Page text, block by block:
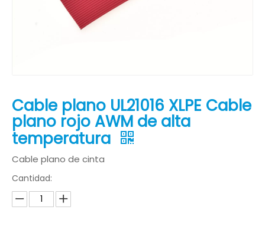
Cable plano UL21016 XLPE Cable
plano rojo AWM de alta
temperatura
Cable plano de cinta
Cantidad: